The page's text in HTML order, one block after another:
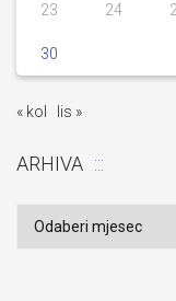
23 24
30
« kol lis »
ARHIVA
Arhiva